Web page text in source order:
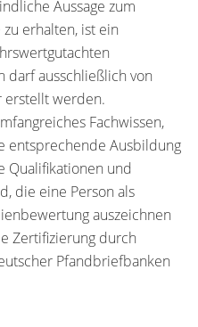
Aussage zum
erhalten, ist ein
darf ausschließlich von
erstellt werden.
Fachwissen,
entsprechende Ausbildung
Qualifikationen und
die eine Person als
auszeichnen
Zertifizierung durch
Pfandbriefbanken